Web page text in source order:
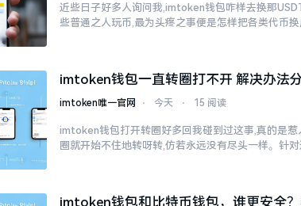
近些日子好多人询问我,imtoken钱包咋样去换那
些普通之人玩币,最为头疼之事便是怎样把各类代币
imtoken钱包一直转圈打不开 解决办法
imtoken唯一官网 ⋅ 今天 ⋅ 15 阅读
imtoken钱包打开转圈好多回我碰到过这事,真的是
圈就开始不住地转呀转,仿若永远没有尽头一样。针
imtoken钱包和比特币钱包，谁更安全